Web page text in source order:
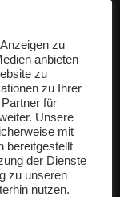
zu
anbieten
zu
zu Ihrer
für
Unsere
mit
bereitgestellt
der Dienste
zu unseren
nutzen.